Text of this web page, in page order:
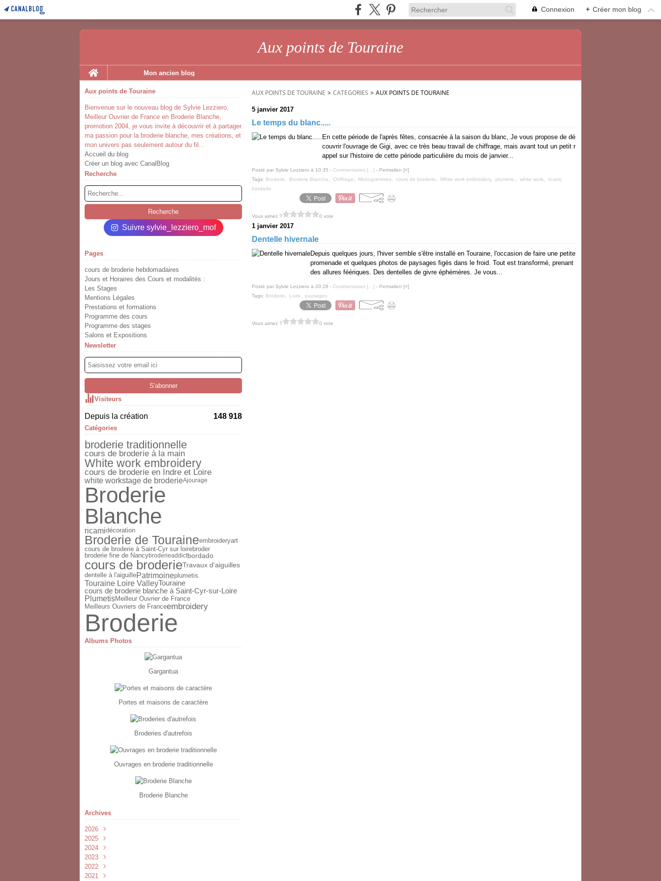
Connexion + Créer mon blog
Aux points de Touraine
Home
Mon ancien blog
Aux points de Touraine
Bienvenue sur le nouveau blog de Sylvie Lezziero,
Meilleur Ouvrier de France en Broderie Blanche,
promotion 2004, je vous invite à découvrir et à partager
ma passion pour la broderie blanche, mes créations, et
mon univers pas seulement autour du fil...
Accueil du blog
Créer un blog avec CanalBlog
Recherche
Suivre sylvie_lezziero_mof
Pages
cours de broderie hebdomadaires
Jours et Horaires des Cours et modalités :
Les Stages
Mentions Légales
Prestations et formations
Programme des cours
Programme des stages
Salons et Expositions
Newsletter
Visiteurs
Depuis la création 148 918
Catégories
broderie traditionnelle
cours de broderie à la main
White work embroidery
cours de broderie en Indre et Loire
white workstage de broderieAjourage
Broderie
Blanche
ricamidécoration
Broderie de Touraineembroideryart
cours de broderie à Saint-Cyr sur loirebroder
broderie fine de Nancybroderieaddictbordado
cours de broderieTravaux d'aiguilles
dentelle à l'aiguillePatrimoineplumetis.
Touraine Loire ValleyTouraine
cours de broderie blanche à Saint-Cyr-sur-Loire
PlumetisMeilleur Ouvrier de France
Meilleurs Ouvriers de Franceembroidery
Broderie
Albums Photos
Gargantua
Portes et maisons de caractère
Broderies d'autrefois
Ouvrages en broderie traditionnelle
Broderie Blanche
Archives
2026
Février
Janvier
2025
Février
2024
Novembre
Septembre
Avril
2023
Juillet
Juin
2022
Novembre
2021
AUX POINTS DE TOURAINE > CATEGORIES > AUX POINTS DE TOURAINE
5 janvier 2017
Le temps du blanc.....
En cette période de l'après fêtes, consacrée à la saison du blanc, Je vous propose de dé
couvrir l'ouvrage de Gigi, avec ce très beau travail de chiffrage, mais avant tout un petit r
appel sur l'histoire de cette période particulière du mois de janvier...
Posté par Sylvie Lezziero à 10:35 - Commentaires [ ] - Permalien [#]
Tags: Broderie Broderie Blanche Chiffrage Monogrammes cours de broderie White work embroidery, plumetis. white work ricami
bordado
Vous aimez ? 0 vote
1 janvier 2017
Dentelle hivernale
Depuis quelques jours, l'hiver semble s'être installé en Touraine, l'occasion de faire une petite
promenade et quelques photos de paysages figés dans le froid. Tout est transformé, prenant
des allures féériques. Des dentelles de givre éphémères. Je vous...
Posté par Sylvie Lezziero à 20:28 - Commentaires [ ] - Permalien [#]
Tags: Broderie Loire paysages
Vous aimez ? 0 vote